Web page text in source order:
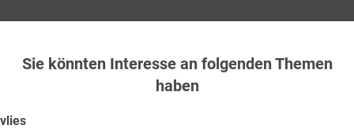
Sie könnten Interesse an folgenden Themen
haben
vlies